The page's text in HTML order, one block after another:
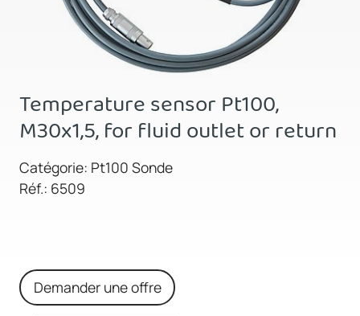
Temperature sensor Pt100,
M30x1,5, for fluid outlet or return
Catégorie: Pt100 Sonde
Réf.: 6509
Demander une offre